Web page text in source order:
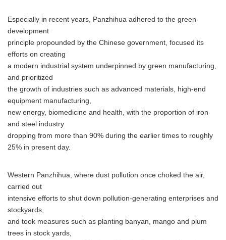
Especially in recent years, Panzhihua adhered to the green
development
principle propounded by the Chinese government, focused its
efforts on creating
a modern industrial system underpinned by green manufacturing,
and prioritized
the growth of industries such as advanced materials, high-end
equipment manufacturing,
new energy, biomedicine and health, with the proportion of iron
and steel industry
dropping from more than 90% during the earlier times to roughly
25% in present day.
Western Panzhihua, where dust pollution once choked the air,
carried out
intensive efforts to shut down pollution-generating enterprises and
stockyards,
and took measures such as planting banyan, mango and plum
trees in stock yards,